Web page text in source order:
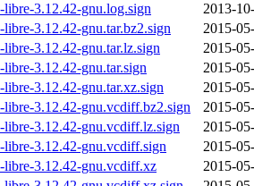
3.12.42-gnu.log.sign
2013-
3.12.42-gnu.tar.bz2.sign
2015-
3.12.42-gnu.tar.lz.sign
2015-
3.12.42-gnu.tar.sign
2015-
3.12.42-gnu.tar.xz.sign
2015-
libre-3.12.42-gnu.vcdiff.bz2.sign
2015-
libre-3.12.42-gnu.vcdiff.lz.sign
2015-
libre-3.12.42-gnu.vcdiff.sign
2015-
libre-3.12.42-gnu.vcdiff.xz
2015-